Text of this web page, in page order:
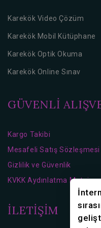
Karekök Video Çözüm
Karekök Mobil Kütüphane
Karekök Optik Okuma
Karekök Online Sınav
GÜVENLİ
Kargo Takibi
Mesafeli Satış Sözleşmesi
Gizlilik ve Güvenlik
KVKK Aydınlatma Metni
İLETİŞİM